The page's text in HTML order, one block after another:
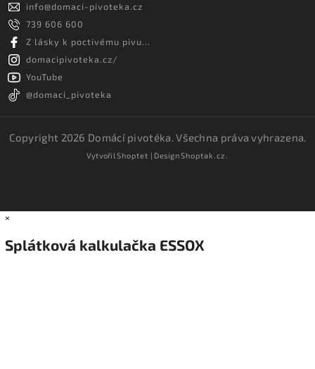
info@domaci-pivoteka.cz
739 606 600
Z lásky k poctivému pivu...
domacipivoteka.cz/
YouTube
@domaci_pivoteka
Copyright 2026 Domácí pivotéka. Všechna práva vyhrazena.
VytvořilShoptet | DesignShoptak.cz.
×
Splátková kalkulačka ESSOX